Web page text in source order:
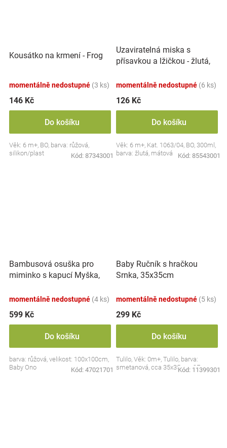
Kousátko na krmení - Frog
momentálně nedostupné (3 ks)
146 Kč
Do košíku
Věk: 6 m+, BO, barva: růžová,
silikon/plast
Kód: 87343001
Uzaviratelná miska s
přísavkou a lžičkou - žlutá,
momentálně nedostupné (6 ks)
126 Kč
Do košíku
Věk: 6 m+, Kat. 1063/04, BO, 300ml,
barva: žlutá, mátová
Kód: 85543001
Bambusová osuška pro
miminko s kapucí Myška,
momentálně nedostupné (4 ks)
599 Kč
Do košíku
barva: růžová, velikost: 100x100cm,
Baby Ono
Kód: 47021701
Baby Ručník s hračkou
Srnka, 35x35cm
momentálně nedostupné (5 ks)
299 Kč
Do košíku
Tulilo, Věk: 0m+, Tulilo, barva:
smetanová, cca 35x35cm, CE
Kód: 11399301